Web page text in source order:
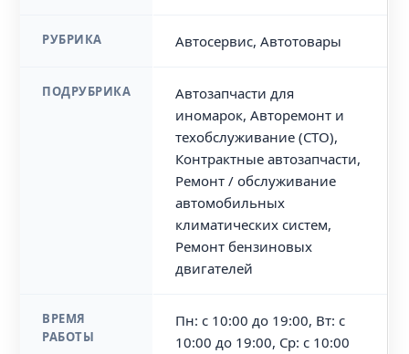
РУБРИКА Автосервис, Автотовары
ПОДРУБРИКА
Автозапчасти для
иномарок, Авторемонт и
техобслуживание (СТО),
Контрактные автозапчасти,
Ремонт / обслуживание
автомобильных
климатических систем,
Ремонт бензиновых
двигателей
ВРЕМЯ
РАБОТЫ
Пн: с 10:00 до 19:00, Вт: с
10:00 до 19:00, Ср: с 10:00